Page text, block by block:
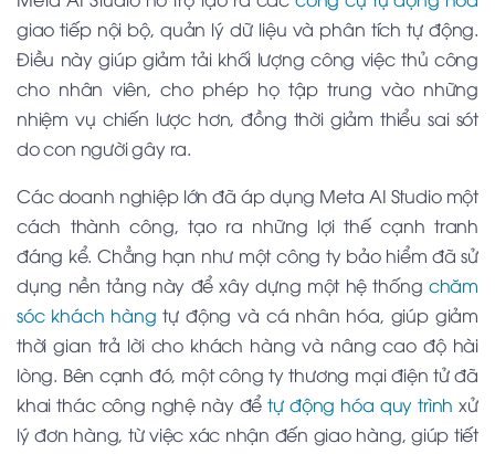
giao tiếp nội bộ, quản lý dữ liệu và phân tích tự động.
Điều này giúp giảm tải khối lượng công việc thủ công
cho nhân viên, cho phép họ tập trung vào những
nhiệm vụ chiến lược hơn, đồng thời giảm thiểu sai sót
do con người gây ra.
Các doanh nghiệp lớn đã áp dụng Meta AI Studio một
cách thành công, tạo ra những lợi thế cạnh tranh
đáng kể. Chẳng hạn như một công ty bảo hiểm đã sử
dụng nền tảng này để xây dựng một hệ thống chăm
sóc khách hàng tự động và cá nhân hóa, giúp giảm
thời gian trả lời cho khách hàng và nâng cao độ hài
lòng. Bên cạnh đó, một công ty thương mại điện tử đã
khai thác công nghệ này đểtự động hóa quy trình xử
lý đơn hàng, từ việc xác nhận đến giao hàng, giúp tiết